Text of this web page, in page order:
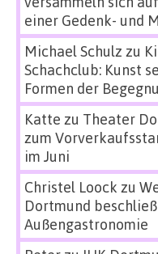
einer Gedenk- und
Michael Schulz zu
Schachclub: Kunst
Formen der
Katte zu Theater
zum
im Juni
Christel Loock zu
Dortmund
Außengastronomie